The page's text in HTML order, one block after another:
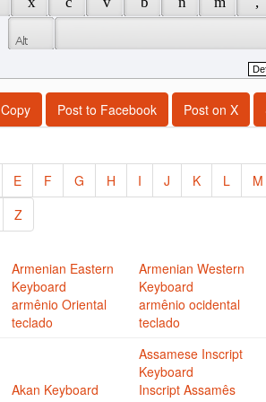
Copy Post to Facebook Post on X
E F G H I J K L
M
Z
Armenian Eastern
Keyboard
armênio Oriental
teclado
Armenian Western
Keyboard
armênio ocidental
teclado
Akan Keyboard
Assamese Inscript
Keyboard
Inscript Assamês